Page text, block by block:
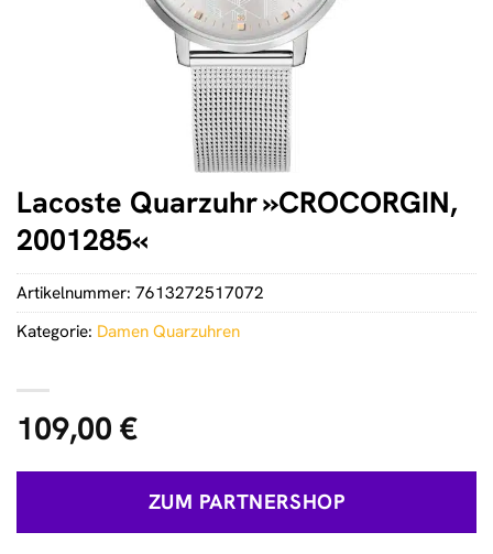
Lacoste Quarzuhr »CROCORGIN,
2001285«
109,00 €
ZUM PARTNERSHOP
Artikelnummer: 7613272517072
Kategorie: Damen Quarzuhren